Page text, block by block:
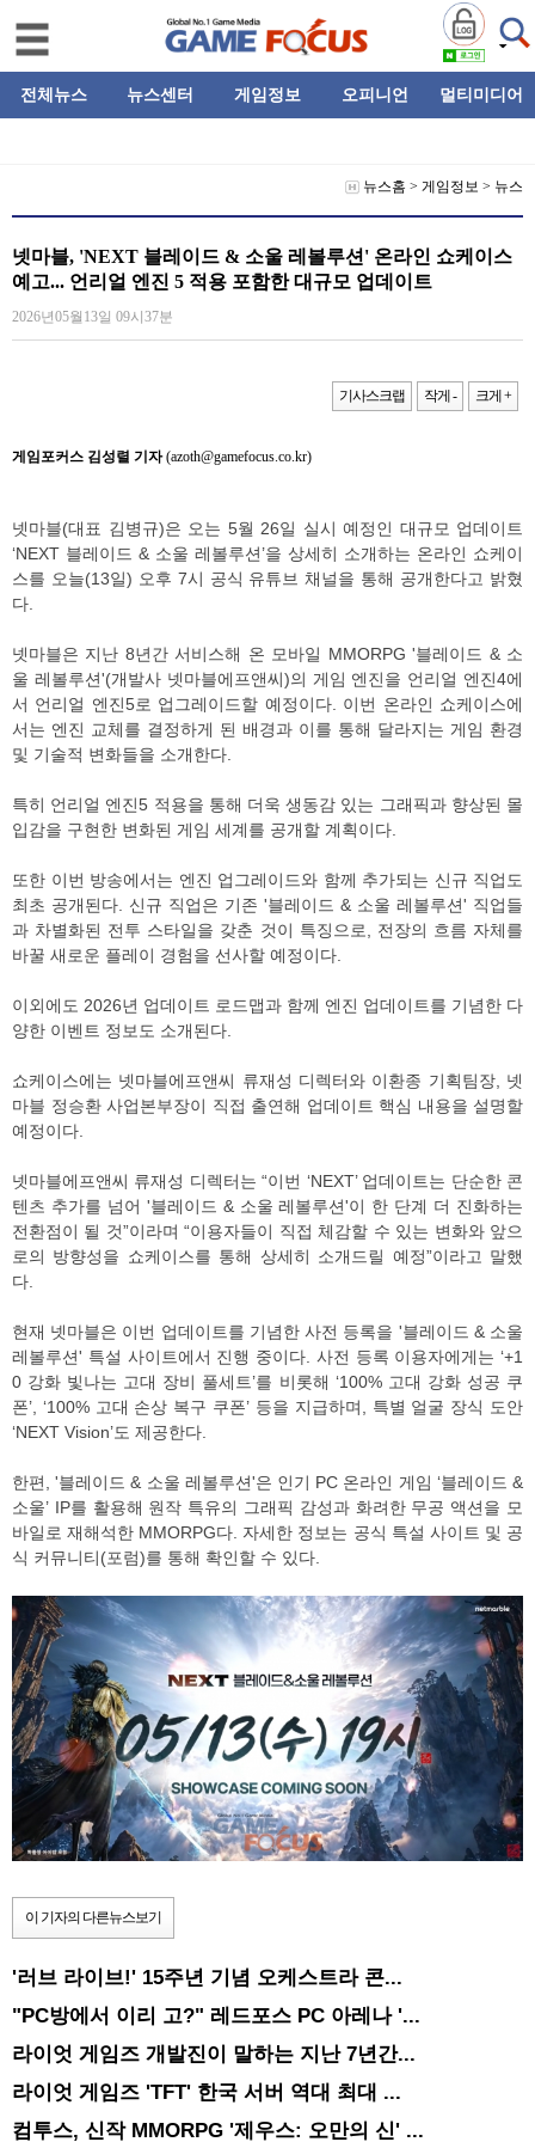
전체뉴스 뉴스센터 게임정보 오피니언 멀티미디어
뉴스홈 > 게임정보 > 뉴스
넷마블, 'NEXT 블레이드 & 소울 레볼루션' 온라인 쇼케이스
예고... 언리얼 엔진 5 적용 포함한 대규모 업데이트
2026년05월13일 09시37분
기사스크랩 작게 - 크게 +
게임포커스 김성렬 기자(azoth@gamefocus.co.kr)
넷마블(대표 김병규)은 오는 5월 26일 실시 예정인 대규모 업데이트
‘NEXT 블레이드 & 소울 레볼루션’을 상세히 소개하는 온라인 쇼케이
스를 오늘(13일) 오후 7시 공식 유튜브 채널을 통해 공개한다고 밝혔
다.
넷마블은 지난 8년간 서비스해 온 모바일 MMORPG '블레이드 & 소
울 레볼루션'(개발사 넷마블에프앤씨)의 게임 엔진을 언리얼 엔진4에
서 언리얼 엔진5로 업그레이드할 예정이다. 이번 온라인 쇼케이스에
서는 엔진 교체를 결정하게 된 배경과 이를 통해 달라지는 게임 환경
및 기술적 변화들을 소개한다.
특히 언리얼 엔진5 적용을 통해 더욱 생동감 있는 그래픽과 향상된 몰
입감을 구현한 변화된 게임 세계를 공개할 계획이다.
또한 이번 방송에서는 엔진 업그레이드와 함께 추가되는 신규 직업도
최초 공개된다. 신규 직업은 기존 '블레이드 & 소울 레볼루션' 직업들
과 차별화된 전투 스타일을 갖춘 것이 특징으로, 전장의 흐름 자체를
바꿀 새로운 플레이 경험을 선사할 예정이다.
이외에도 2026년 업데이트 로드맵과 함께 엔진 업데이트를 기념한 다
양한 이벤트 정보도 소개된다.
쇼케이스에는 넷마블에프앤씨 류재성 디렉터와 이환종 기획팀장, 넷
마블 정승환 사업본부장이 직접 출연해 업데이트 핵심 내용을 설명할
예정이다.
넷마블에프앤씨 류재성 디렉터는 “이번 ‘NEXT’ 업데이트는 단순한 콘
텐츠 추가를 넘어 '블레이드 & 소울 레볼루션'이 한 단계 더 진화하는
전환점이 될 것”이라며 “이용자들이 직접 체감할 수 있는 변화와 앞으
로의 방향성을 쇼케이스를 통해 상세히 소개드릴 예정”이라고 말했
다.
현재 넷마블은 이번 업데이트를 기념한 사전 등록을 '블레이드 & 소울
레볼루션' 특설 사이트에서 진행 중이다. 사전 등록 이용자에게는 ‘+1
0 강화 빛나는 고대 장비 풀세트’를 비롯해 ‘100% 고대 강화 성공 쿠
폰’, ‘100% 고대 손상 복구 쿠폰’ 등을 지급하며, 특별 얼굴 장식 도안
‘NEXT Vision’도 제공한다.
한편, '블레이드 & 소울 레볼루션'은 인기 PC 온라인 게임 ‘블레이드 &
소울’ IP를 활용해 원작 특유의 그래픽 감성과 화려한 무공 액션을 모
바일로 재해석한 MMORPG다. 자세한 정보는 공식 특설 사이트 및 공
식 커뮤니티(포럼)를 통해 확인할 수 있다.
이 기자의 다른뉴스보기
'러브 라이브!' 15주년 기념 오케스트라 콘...
"PC방에서 이리 고?" 레드포스 PC 아레나 '...
라이엇 게임즈 개발진이 말하는 지난 7년간...
라이엇 게임즈 'TFT' 한국 서버 역대 최대 ...
컴투스, 신작 MMORPG '제우스: 오만의 신' ...